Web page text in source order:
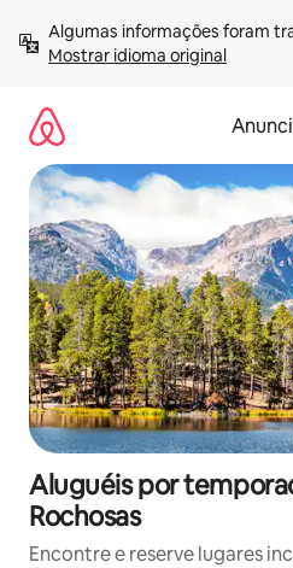
para
Mostrar idioma original
Aluguéis por
Rochosas
Encontre e reserve lugares